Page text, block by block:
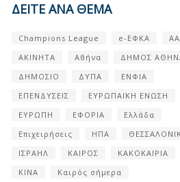
ΔΕΙΤΕ ΑΝΑ ΘΕΜΑ
Champions League e-ΕΦΚΑ
ΑΚΙΝΗΤΑ
Αθήνα
ΔΗΜΟΣ
ΔΗΜΟΣΙΟ
ΔΥΠΑ
ΕΝΦΙΑ
ΕΠΕΝΔΥΣΕΙΣ
ΕΥΡΩΠΑΪΚΗ ΕΝΩΣΗ
ΕΥΡΩΠΗ
ΕΦΟΡΙΑ
Ελλάδα
Επιχειρήσεις
ΗΠΑ
ΙΣΡΑΗΛ
ΚΑΙΡΟΣ
ΚΑΚΟΚΑΙΡΙΑ
ΚΙΝΑ
Καιρός σήμερα